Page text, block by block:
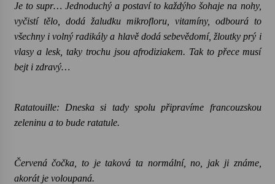
Je to supr… Jednoduchý a postaví to každýho šohaje na nohy,
vyčistí tělo, dodá žaludku mikrofloru, vitamíny, odbourá to
všechny i volný radikály a hlavě dodá sebevědomí, žloutky prý i
vlasy a lesk, taky trochu jsou afrodiziakem. Tak to přece musí
bejt i zdravý…
Ratatouille: Dneska si tady spolu připravíme francouzskou
zeleninu a to bude ratatule.
Červená čočka, to je taková ta normální, no, jak ji známe,
akorát je voloupaná.